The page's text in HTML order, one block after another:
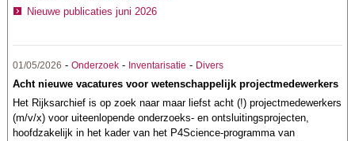
Nieuwe publicaties juni 2026
01/05/2026 -Onderzoek - Inventarisatie - Divers
Acht nieuwe vacatures voor wetenschappelijk projectmedewerkers
Het Rijksarchief is op zoek naar maar liefst acht (!) projectmedewerkers
(m/v/x) voor uiteenlopende onderzoeks- en ontsluitingsprojecten,
hoofdzakelijk in het kader van het P4Science-programma van